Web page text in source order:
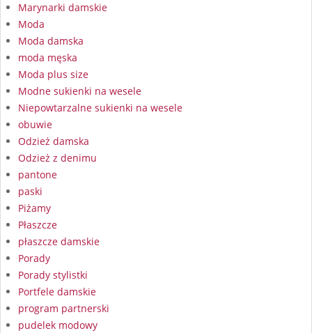
Marynarki damskie
Moda
Moda damska
moda męska
Moda plus size
Modne sukienki na wesele
Niepowtarzalne sukienki na wesele
obuwie
Odzież damska
Odzież z denimu
pantone
paski
Piżamy
Płaszcze
płaszcze damskie
Porady
Porady stylistki
Portfele damskie
program partnerski
pudelek modowy